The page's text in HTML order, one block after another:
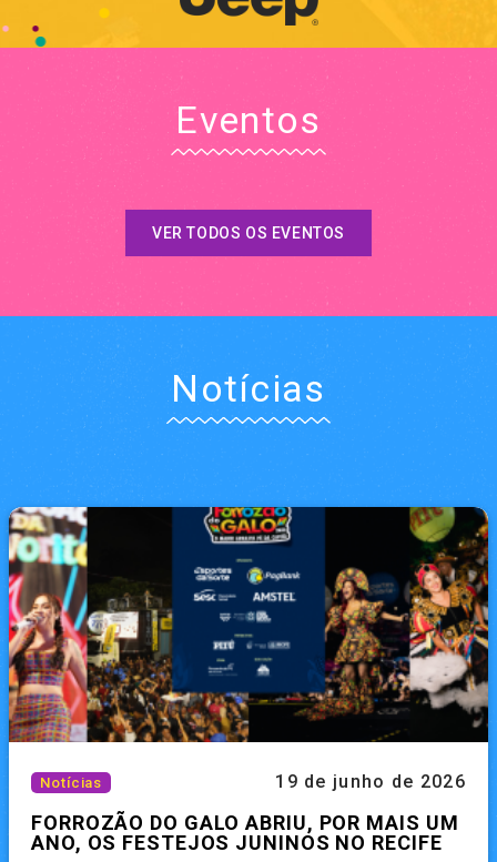
Eventos
VER TODOS OS EVENTOS
Notícias
Notícias 19 de junho de 2026
FORROZÃO DO GALO ABRIU, POR MAIS UM
ANO, OS FESTEJOS JUNINOS NO RECIFE